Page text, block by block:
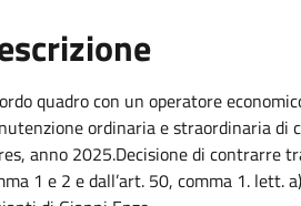
quadro con un operatore
ordinaria e straordinaria di
anno 2025.Decisione di contrarre
1 e 2 e dall’art. 50, comma 1. lett.